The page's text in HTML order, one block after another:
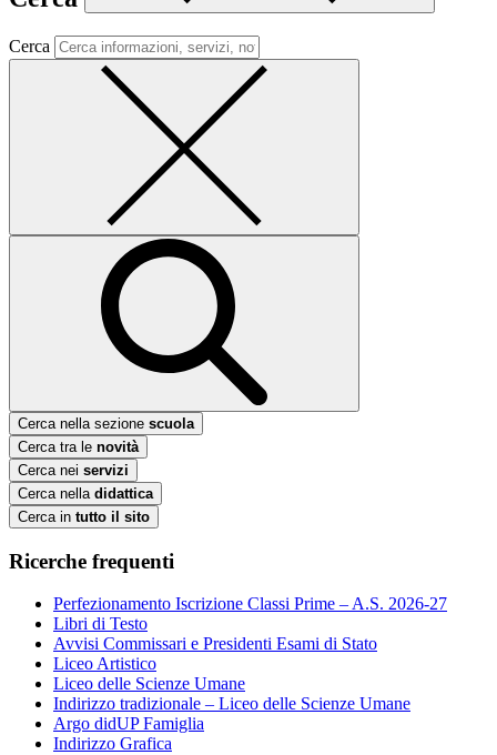
Cerca
Cerca nella sezione scuola
Cerca tra le novità
Cerca nei servizi
Cerca nella didattica
Cerca in tutto il sito
Ricerche frequenti
Perfezionamento Iscrizione Classi Prime – A.S. 2026-27
Libri di Testo
Avvisi Commissari e Presidenti Esami di Stato
Liceo Artistico
Liceo delle Scienze Umane
Indirizzo tradizionale – Liceo delle Scienze Umane
Argo didUP Famiglia
Indirizzo Grafica